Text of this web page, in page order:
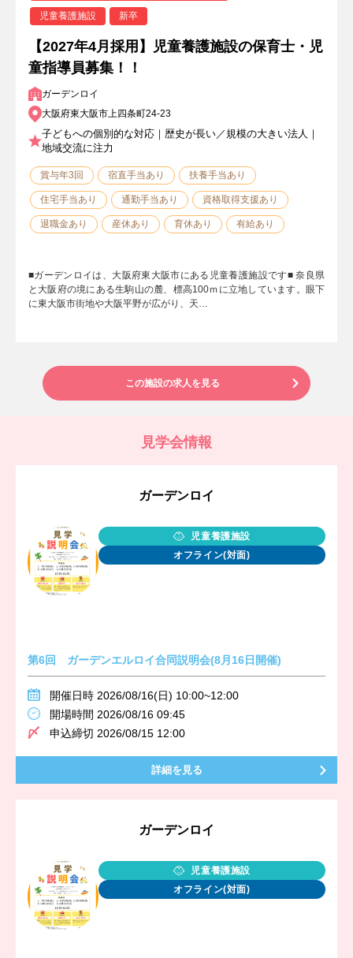
児童養護施設 新卒
【2027年4月採用】児童養護施設の保育士・児
童指導員募集！！
ガーデンロイ
大阪府東大阪市上四条町24-23
子どもへの個別的な対応｜歴史が長い／規模の大きい法人｜
地域交流に注力
賞与年3回 宿直手当あり 扶養手当あり
住宅手当あり 通勤手当あり 資格取得支援あり
退職金あり 産休あり 育休あり 有給あり
■ガーデンロイは、大阪府東大阪市にある児童養護施設です■ 奈良県
と大阪府の境にある生駒山の麓、標高100ｍに立地しています。眼下
に東大阪市街地や大阪平野が広がり、天…
この施設の求人を見る
見学会情報
ガーデンロイ
児童養護施設
オフライン(対面)
第6回 ガーデンエルロイ合同説明会(8月16日開催)
開催日時 2026/08/16(日) 10:00~12:00
開場時間 2026/08/16 09:45
申込締切 2026/08/15 12:00
詳細を見る
ガーデンロイ
児童養護施設
オフライン(対面)